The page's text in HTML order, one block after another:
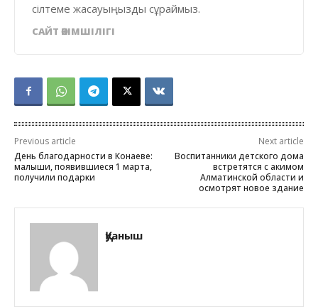
сілтеме жасауыңызды сұраймыз.
САЙТ ӘКІМШІЛІГІ
Previous article
День благодарности в Конаеве:
малыши, появившиеся 1 марта,
получили подарки
Next article
Воспитанники детского дома
встретятся с акимом
Алматинской области и
осмотрят новое здание
Қуаныш